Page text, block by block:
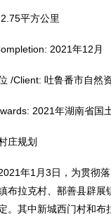
平方公里
2021年12月
/Client: 吐鲁番市自然
2021年湖南省国
庄规划
年1月3日，为贯彻
布拉克村、鄯善县辟
。其中新城西门村和布